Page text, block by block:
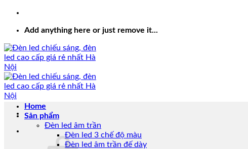
Add anything here or just remove it...
Home
Sản phẩm
Đèn led âm trần
Đèn led 3 chế độ màu
Đèn led âm trần đế dày